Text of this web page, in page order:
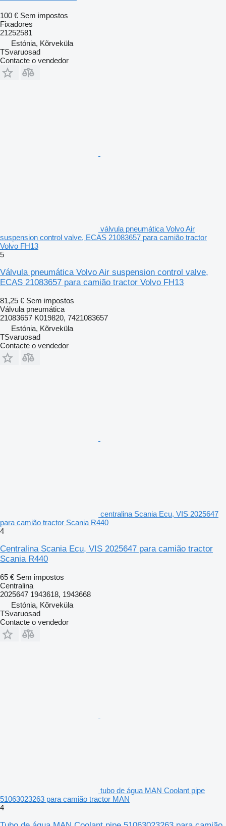
100 € Sem impostos
Fixadores
21252581
Estónia, Kõrveküla
TSvaruosad
Contacte o vendedor
válvula pneumática Volvo Air
suspension control valve, ECAS 21083657 para camião tractor
Volvo FH13
5
Válvula pneumática Volvo Air suspension control valve,
ECAS 21083657 para camião tractor Volvo FH13
81,25 € Sem impostos
Válvula pneumática
21083657 K019820, 7421083657
Estónia, Kõrveküla
TSvaruosad
Contacte o vendedor
centralina Scania Ecu, VIS 2025647
para camião tractor Scania R440
4
Centralina Scania Ecu, VIS 2025647 para camião tractor
Scania R440
65 € Sem impostos
Centralina
2025647 1943618, 1943668
Estónia, Kõrveküla
TSvaruosad
Contacte o vendedor
tubo de água MAN Coolant pipe
51063023263 para camião tractor MAN
4